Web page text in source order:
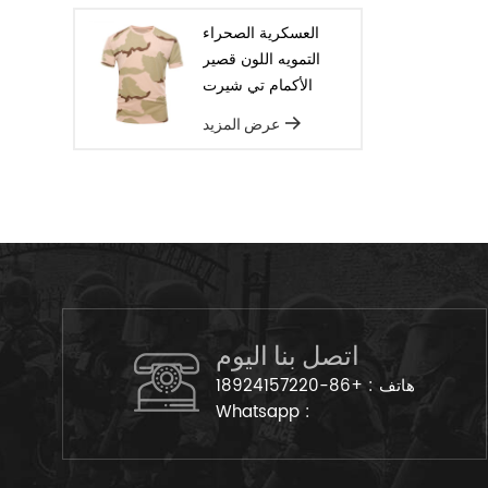
العسكرية الصحراء
التمويه اللون قصير
الأكمام تي شيرت
عرض المزيد
اتصل بنا اليوم
هاتف : +86-18924157220
Whatsapp :